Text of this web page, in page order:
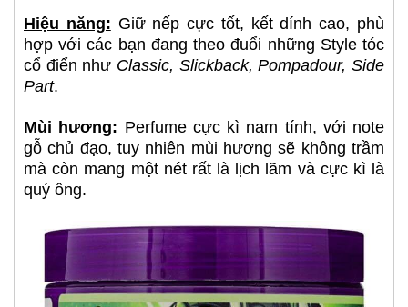
Hiệu năng: Giữ nếp cực tốt, kết dính cao, phù
hợp với các bạn đang theo đuổi những Style tóc
cổ điển như Classic, Slickback, Pompadour, Side
Part.
Mùi hương: Perfume cực kì nam tính, với note
gỗ chủ đạo, tuy nhiên mùi hương sẽ không trầm
mà còn mang một nét rất là lịch lãm và cực kì là
quý ông.